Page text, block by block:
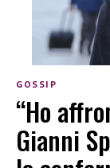
GOSSIP
“Ho
Gianni